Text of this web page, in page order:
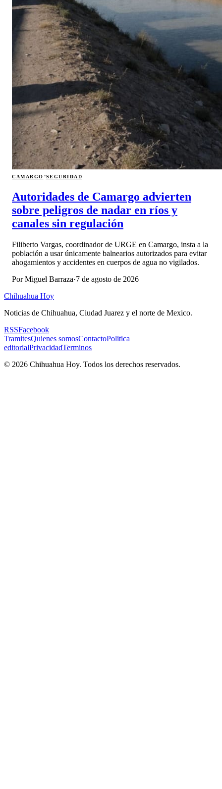
CAMARGO ·SEGURIDAD
Autoridades de Camargo advierten
sobre peligros de nadar en ríos y
canales sin regulación
Filiberto Vargas, coordinador de URGE en Camargo, insta a la
población a usar únicamente balnearios autorizados para evitar
ahogamientos y accidentes en cuerpos de agua no vigilados.
PorMiguel Barraza·7 de agosto de 2026
Chihuahua Hoy
Noticias de Chihuahua, Ciudad Juarez y el norte de Mexico.
RSSFacebook
TramitesQuienes somosContactoPolitica
editorialPrivacidadTerminos
© 2026 Chihuahua Hoy. Todos los derechos reservados.